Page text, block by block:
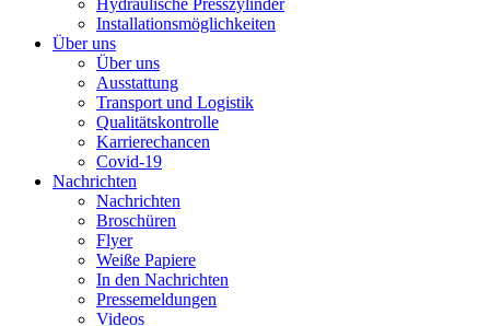
Hydraulische Presszylinder
Installationsmöglichkeiten
Über uns
Über uns
Ausstattung
Transport und Logistik
Qualitätskontrolle
Karrierechancen
Covid-19
Nachrichten
Nachrichten
Broschüren
Flyer
Weiße Papiere
In den Nachrichten
Pressemeldungen
Videos